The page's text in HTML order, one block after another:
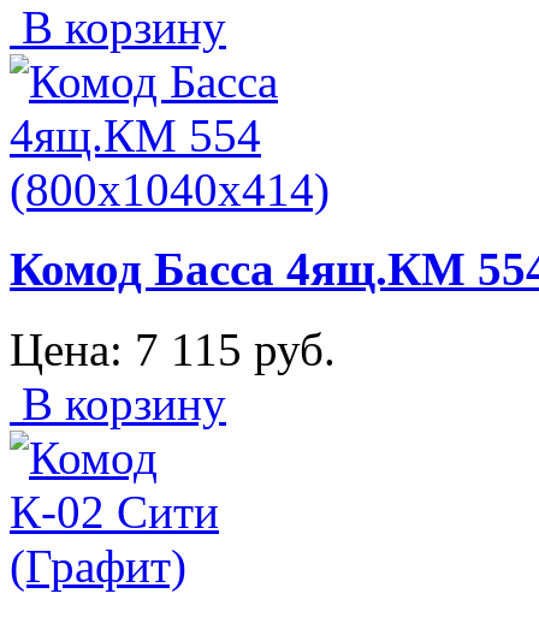
В корзину
Комод Басса 4ящ.КМ
Цена: 7 115 руб.
В корзину